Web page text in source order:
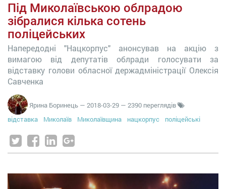
Під Миколаївською облрадою
зібралися кілька сотень
поліцейських
Напередодні "Нацкорпус" анонсував на акцію з
вимагою від депутатів облради голосувати за
відставку голови обласної держадміністрації Олексія
Савченка
Ярина Боринець — 2018-03-29 — 2390 переглядів
відставка
Миколаїв Миколаївщина нацкорпус поліцейські